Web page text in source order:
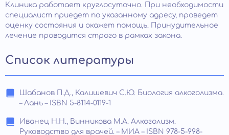
Клиника работает круглосуточно. При необходимости
специалист приедет по указанному адресу, проведет
оценку состояния и окажет помощь. Принудительное
лечение проводится строго в рамках закона.
Список литературы
Шабанов П.Д., Калишевич С.Ю. Биология алкоголизма.
– Лань – ISBN 5-8114-0119-1
Иванец Н.Н., Винникова М.А. Алкоголизм.
Руководство для врачей. – МИА – ISBN 978-5-998-